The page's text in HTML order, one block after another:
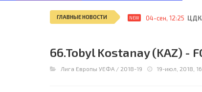
ГЛАВНЫЕ НОВОСТИ NEW 04-сен, 12:25
66.Tobyl Kostanay (KAZ) -
Лига Европы УЕФА / 2018-19 19-июл, 2018,